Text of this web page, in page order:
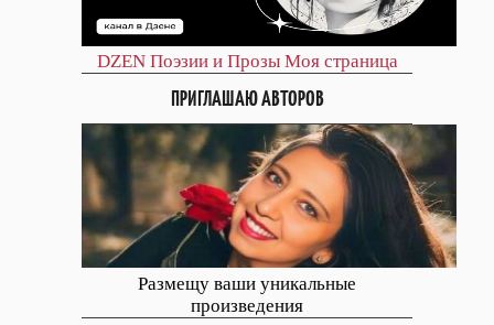
DZEN Поэзии и Прозы Моя страница
ПРИГЛАШАЮ АВТОРОВ
Размещу ваши уникальные
произведения